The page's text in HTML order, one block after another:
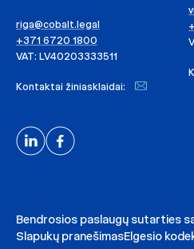
riga@cobalt.legal
+371 6720 1800
VAT: LV40203333511
Kontaktai žiniasklaidai:
Bendrosios paslaugų sutarties
Slapukų pranešimasElgesio